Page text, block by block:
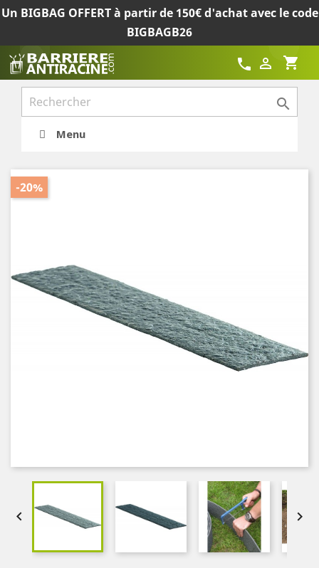
Un BIGBAG OFFERT à partir de 150€ d'achat avec le code
BIGBAGB26
shopping_cart

call

Menu
-20%
 